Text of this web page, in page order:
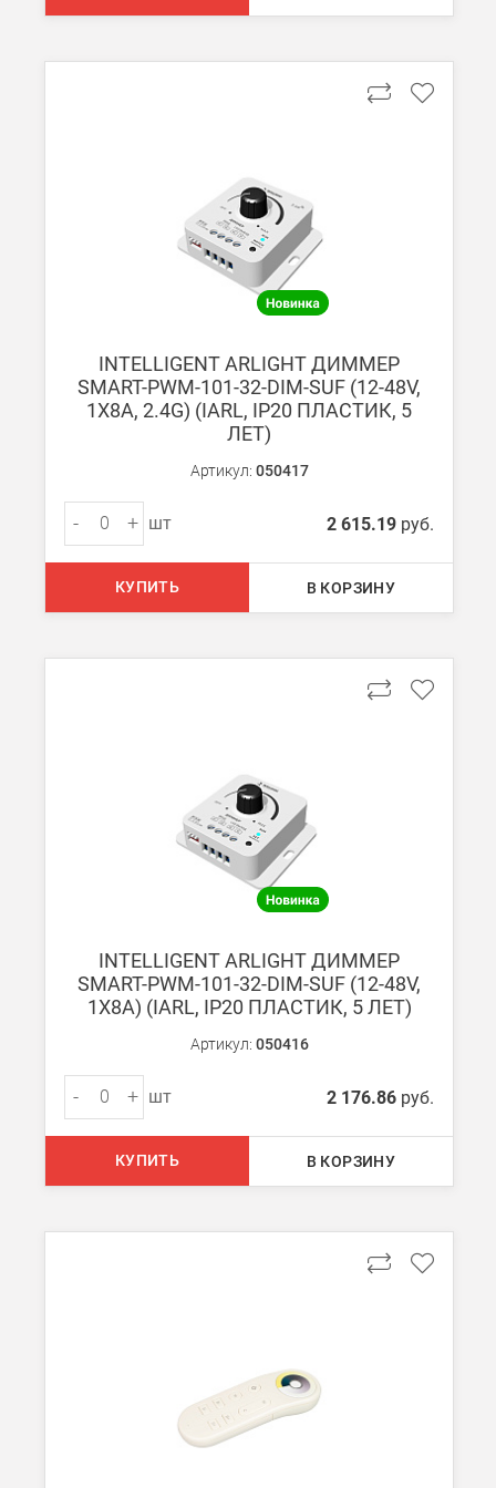
В Санкт-Петербурге
БЕСПЛАТНАЯ доставка при сумме заказа от 7000 руб.
При заказе менее 7000 руб. стоимость доставки
Мы можем доставить ваши заказы сервисом компании
Транспортные компании
Мы можем отправить ваш заказ транспортной компанией в
Доставка до ТК от 7000 руб. БЕСПЛАТНО.
Подробнее обоплате и доставке
INTELLIGENT ARLIGHT ДИММЕР
SMART-PWM-101-32-DIM-SUF (12-48V,
1X8A, 2.4G) (IARL, IP20 ПЛАСТИК, 5
ЛЕТ)
Артикул: 050417
- + шт 2 615.19 руб.
КУПИТЬ В КОРЗИНУ
INTELLIGENT ARLIGHT ДИММЕР
SMART-PWM-101-32-DIM-SUF (12-48V,
1X8A) (IARL, IP20 ПЛАСТИК, 5 ЛЕТ)
Артикул: 050416
- + шт 2 176.86 руб.
КУПИТЬ В КОРЗИНУ